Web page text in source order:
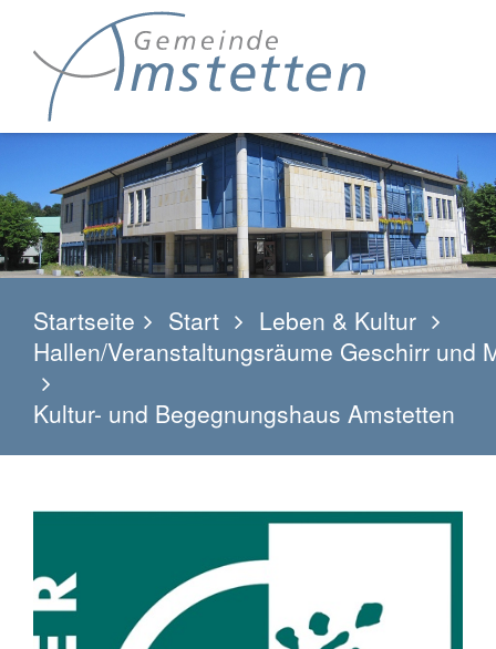
Startseite Start
Leben & Kultur
Hallen/Veranstaltungsräume Geschirr und
Kultur- und Begegnungshaus Amstetten